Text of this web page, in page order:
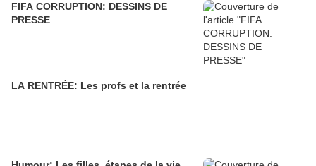
FIFA CORRUPTION: DESSINS DE
PRESSE
LA RENTRÉE: Les profs et la rentrée